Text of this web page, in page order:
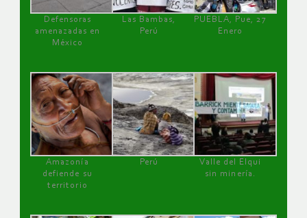
Defensoras
amenazadas en
México
Las Bambas,
Perú
PUEBLA, Pue, 27
Enero
Amazonía
defiende su
territorio
Perú
Valle del Elqui
sin minería.